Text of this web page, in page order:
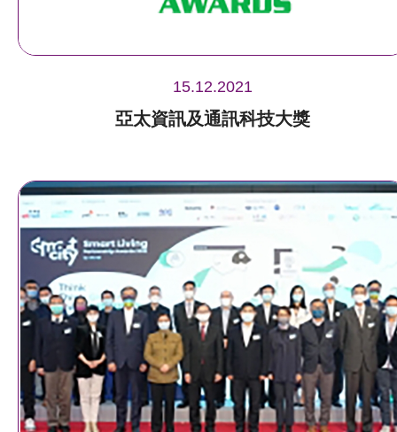
15.12.2021
亞太資訊及通訊科技大獎